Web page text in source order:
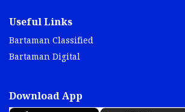
Useful Links
Bartaman Classified
Bartaman Digital
Download App